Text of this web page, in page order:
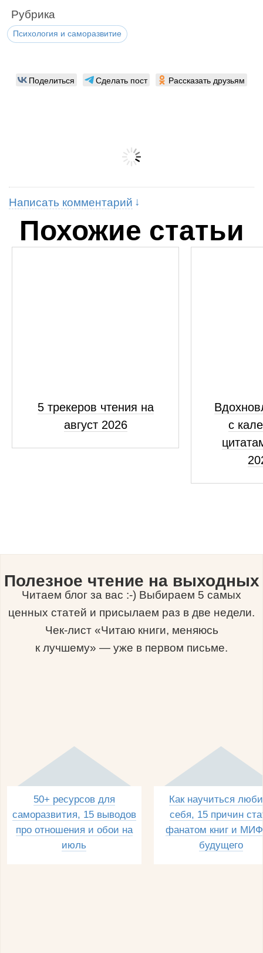
Рубрика
Психология и саморазвитие
Поделиться Сделать пост Рассказать друзьям
Написать комментарий
Похожие статьи
5 трекеров чтения на
август 2026
с
Полезное чтение на выходных
Читаем блог за вас :-) Выбираем 5 самых
ценных статей и присылаем раз в две недели.
Чек-лист «Читаю книги, меняюсь
к лучшему» — уже в первом письме.
50+ ресурсов для
саморазвития, 15 выводов
про отношения и обои на
июль
Как научиться
себя, 15 причин
фанатом книг и
будущего